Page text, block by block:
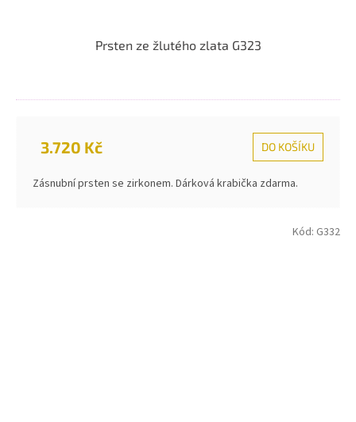
Prsten ze žlutého zlata G323
3.720 Kč DO KOŠÍKU
Zásnubní prsten se zirkonem. Dárková krabička zdarma.
Kód: G332